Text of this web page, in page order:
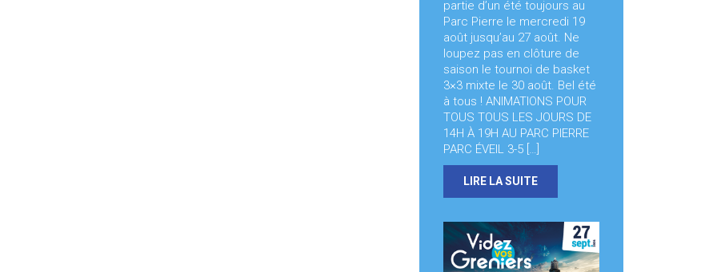
partie d’un été toujours au
Parc Pierre le mercredi 19
août jusqu’au 27 août. Ne
loupez pas en clôture de
saison le tournoi de basket
3×3 mixte le 30 août. Bel été
à tous ! ANIMATIONS POUR
TOUS TOUS LES JOURS DE
14H À 19H AU PARC PIERRE
PARC ÉVEIL 3-5 […]
LIRE LA SUITE